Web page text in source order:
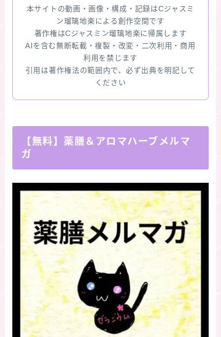
本サイトの動画・画像・構成・記録はCジャスミ
ン瑠璃地楽による創作空間です
著作権はCジャスミン瑠璃地楽に帰属します
AIを含む無断転載・複製・改変・二次利用・商用
利用を禁じます
引用は著作権法の範囲内で、必ず出典を明記して
ください
【無料】薬膳＆アロマハーブメルマ
ガ